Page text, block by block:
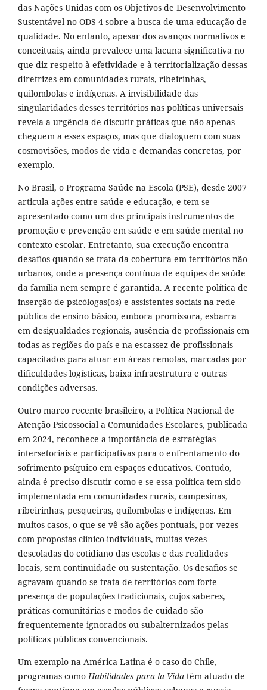
das Nações Unidas com os Objetivos de Desenvolvimento
Sustentável no ODS 4 sobre a busca de uma educação de
qualidade. No entanto, apesar dos avanços normativos e
conceituais, ainda prevalece uma lacuna significativa no
que diz respeito à efetividade e à territorialização dessas
diretrizes em comunidades rurais, ribeirinhas,
quilombolas e indígenas. A invisibilidade das
singularidades desses territórios nas políticas universais
revela a urgência de discutir práticas que não apenas
cheguem a esses espaços, mas que dialoguem com suas
cosmovisões, modos de vida e demandas concretas, por
exemplo.
No Brasil, o Programa Saúde na Escola (PSE), desde 2007
articula ações entre saúde e educação, e tem se
apresentado como um dos principais instrumentos de
promoção e prevenção em saúde e em saúde mental no
contexto escolar. Entretanto, sua execução encontra
desafios quando se trata da cobertura em territórios não
urbanos, onde a presença contínua de equipes de saúde
da família nem sempre é garantida. A recente política de
inserção de psicólogas(os) e assistentes sociais na rede
pública de ensino básico, embora promissora, esbarra
em desigualdades regionais, ausência de profissionais em
todas as regiões do país e na escassez de profissionais
capacitados para atuar em áreas remotas, marcadas por
dificuldades logísticas, baixa infraestrutura e outras
condições adversas.
Outro marco recente brasileiro, a Política Nacional de
Atenção Psicossocial a Comunidades Escolares, publicada
em 2024, reconhece a importância de estratégias
intersetoriais e participativas para o enfrentamento do
sofrimento psíquico em espaços educativos. Contudo,
ainda é preciso discutir como e se essa política tem sido
implementada em comunidades rurais, campesinas,
ribeirinhas, pesqueiras, quilombolas e indígenas. Em
muitos casos, o que se vê são ações pontuais, por vezes
com propostas clínico-individuais, muitas vezes
descoladas do cotidiano das escolas e das realidades
locais, sem continuidade ou sustentação. Os desafios se
agravam quando se trata de territórios com forte
presença de populações tradicionais, cujos saberes,
práticas comunitárias e modos de cuidado são
frequentemente ignorados ou subalternizados pelas
políticas públicas convencionais.
Um exemplo na América Latina é o caso do Chile,
programas comoHabilidades para la Vida têm atuado de